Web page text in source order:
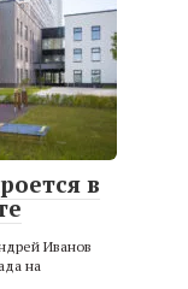
в
Иванов
на